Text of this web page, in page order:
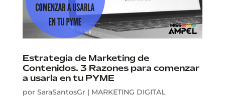
Estrategia de Marketing de
Contenidos. 3 Razones para comenzar
a usarla en tu PYME
por SaraSantosGr| MARKETING DIGITAL